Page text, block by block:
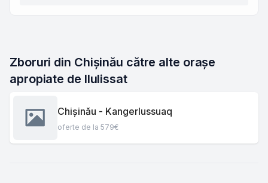
Zboruri din Chișinău către alte orașe
apropiate de Ilulissat
Chișinău - Kangerlussuaq
oferte de la 579€